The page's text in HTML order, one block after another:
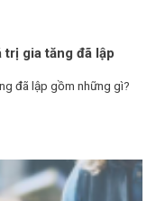
gia tăng đã lập
đã lập gồm những gì?